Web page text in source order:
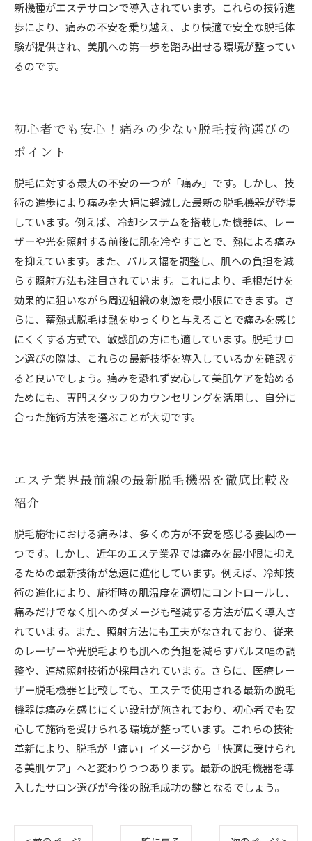
新機種がエステサロンで導入されています。これらの技術進
歩により、痛みの不安を乗り越え、より快適で安全な脱毛体
験が提供され、美肌への第一歩を踏み出せる環境が整ってい
るのです。
初心者でも安心！痛みの少ない脱毛技術選びの
ポイント
脱毛に対する最大の不安の一つが「痛み」です。しかし、技
術の進歩により痛みを大幅に軽減した最新の脱毛機器が登場
しています。例えば、冷却システムを搭載した機器は、レー
ザーや光を照射する前後に肌を冷やすことで、熱による痛み
を抑えています。また、パルス幅を調整し、肌への負担を減
らす照射方法も注目されています。これにより、毛根だけを
効果的に狙いながら周辺組織の刺激を最小限にできます。さ
らに、蓄熱式脱毛は熱をゆっくりと与えることで痛みを感じ
にくくする方式で、敏感肌の方にも適しています。脱毛サロ
ン選びの際は、これらの最新技術を導入しているかを確認す
ると良いでしょう。痛みを恐れず安心して美肌ケアを始める
ためにも、専門スタッフのカウンセリングを活用し、自分に
合った施術方法を選ぶことが大切です。
エステ業界最前線の最新脱毛機器を徹底比較＆
紹介
脱毛施術における痛みは、多くの方が不安を感じる要因の一
つです。しかし、近年のエステ業界では痛みを最小限に抑え
るための最新技術が急速に進化しています。例えば、冷却技
術の進化により、施術時の肌温度を適切にコントロールし、
痛みだけでなく肌へのダメージも軽減する方法が広く導入さ
れています。また、照射方法にも工夫がなされており、従来
のレーザーや光脱毛よりも肌への負担を減らすパルス幅の調
整や、連続照射技術が採用されています。さらに、医療レー
ザー脱毛機器と比較しても、エステで使用される最新の脱毛
機器は痛みを感じにくい設計が施されており、初心者でも安
心して施術を受けられる環境が整っています。これらの技術
革新により、脱毛が「痛い」イメージから「快適に受けられ
る美肌ケア」へと変わりつつあります。最新の脱毛機器を導
入したサロン選びが今後の脱毛成功の鍵となるでしょう。